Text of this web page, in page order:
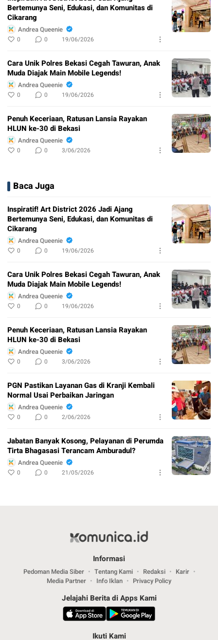
Bertemunya Seni, Edukasi, dan Komunitas di
Cikarang
Andrea Queenie
0 0 19/06/2026
Cara Unik Polres Bekasi Cegah Tawuran, Anak
Muda Diajak Main Mobile Legends!
Andrea Queenie
0 0 19/06/2026
Penuh Keceriaan, Ratusan Lansia Rayakan
HLUN ke-30 di Bekasi
Andrea Queenie
0 0 3/06/2026
Baca Juga
Inspiratif! Art District 2026 Jadi Ajang
Bertemunya Seni, Edukasi, dan Komunitas di
Cikarang
Andrea Queenie
0 0 19/06/2026
Cara Unik Polres Bekasi Cegah Tawuran, Anak
Muda Diajak Main Mobile Legends!
Andrea Queenie
0 0 19/06/2026
Penuh Keceriaan, Ratusan Lansia Rayakan
HLUN ke-30 di Bekasi
Andrea Queenie
0 0 3/06/2026
PGN Pastikan Layanan Gas di Kranji Kembali
Normal Usai Perbaikan Jaringan
Andrea Queenie
0 0 2/06/2026
Jabatan Banyak Kosong, Pelayanan di Perumda
Tirta Bhagasasi Terancam Amburadul?
Andrea Queenie
0 0 21/05/2026
Informasi
Pedoman Media Siber Tentang Kami Redaksi
Karir
Media Partner
Info Iklan Privacy Policy
Jelajahi Berita di Apps Kami
Ikuti Kami